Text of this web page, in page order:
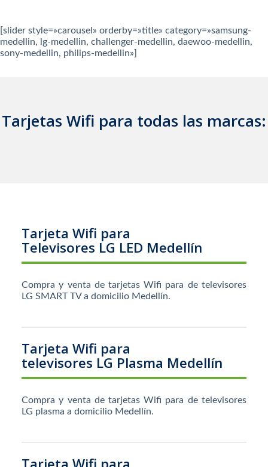
[slider style=»carousel» orderby=»title» category=»samsung-
medellin, lg-medellin, challenger-medellin, daewoo-medellin,
sony-medellin, philips-medellin»]
Tarjetas Wifi para todas las marcas:
Tarjeta Wifi para
Televisores LG LED Medellín
Compra y venta de tarjetas Wifi para de televisores
LG SMART TV a domicilio Medellín.
Tarjeta Wifi para
televisores LG Plasma Medellín
Compra y venta de tarjetas Wifi para de televisores
LG plasma a domicilio Medellín.